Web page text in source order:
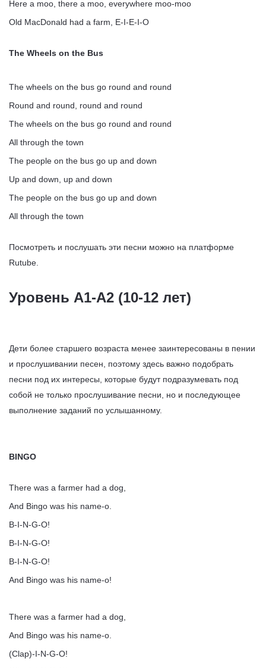
Here a moo, there a moo, everywhere moo-moo
Old MacDonald had a farm, E-I-E-I-O
The Wheels on the Bus
The wheels on the bus go round and round
Round and round, round and round
The wheels on the bus go round and round
All through the town
The people on the bus go up and down
Up and down, up and down
The people on the bus go up and down
All through the town
Посмотреть и послушать эти песни можно на платформе
Rutube.
Уровень А1-А2 (10-12 лет)
Дети более старшего возраста менее заинтересованы в пении
и прослушивании песен, поэтому здесь важно подобрать
песни под их интересы, которые будут подразумевать под
собой не только прослушивание песни, но и последующее
выполнение заданий по услышанному.
BINGO
There was a farmer had a dog,
And Bingo was his name-o.
B-I-N-G-O!
B-I-N-G-O!
B-I-N-G-O!
And Bingo was his name-o!
There was a farmer had a dog,
And Bingo was his name-o.
(Clap)-I-N-G-O!